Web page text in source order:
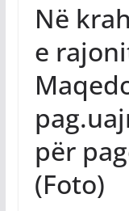
Në
e
për
(Foto)